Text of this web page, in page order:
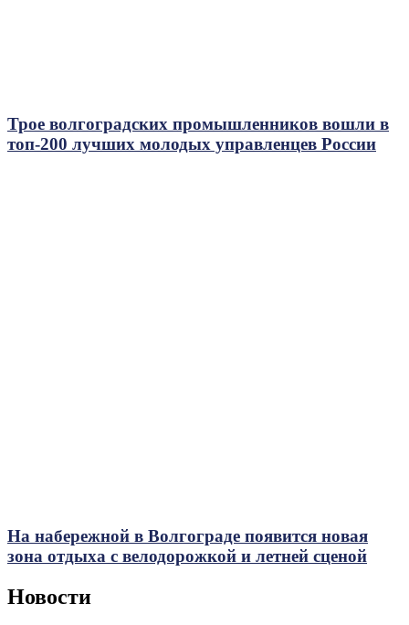
Трое волгоградских промышленников вошли в
топ-200 лучших молодых управленцев России
На набережной в Волгограде появится новая
зона отдыха с велодорожкой и летней сценой
Новости